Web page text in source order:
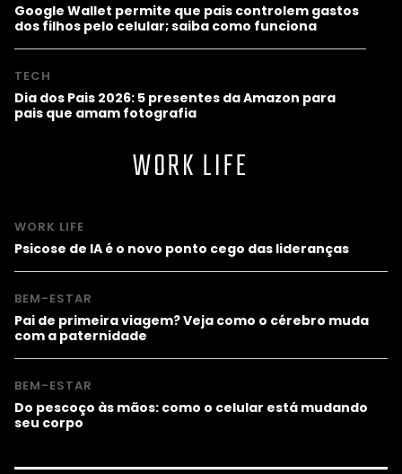
Google Wallet permite que pais controlem gastos
dos filhos pelo celular; saiba como funciona
TECH
Dia dos Pais 2026: 5 presentes da Amazon para
pais que amam fotografia
WORK LIFE
WORK LIFE
Psicose de IA é o novo ponto cego das lideranças
BEM-ESTAR
Pai de primeira viagem? Veja como o cérebro muda
com a paternidade
BEM-ESTAR
Do pescoço às mãos: como o celular está mudando
seu corpo